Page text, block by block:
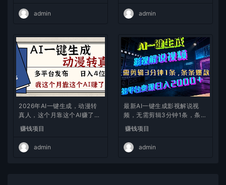
admin admin
2026年AI一键生成，动漫转
真人，这个月靠这个AI赚了2
赚钱项目
admin
最新AI一键生成影视解说视
频，无需剪辑3分钟1条，条条
+
赚钱项目
admin